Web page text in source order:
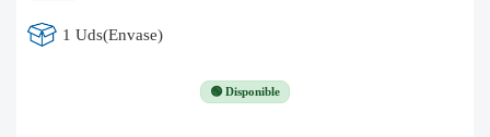
1 Uds(Envase)
🟢 Disponible